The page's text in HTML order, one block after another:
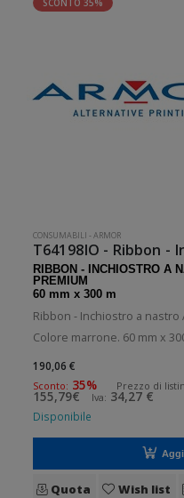
SCONTO 35%
CONSUMABILI -ARMOR
RIBBON - INCHIOSTRO A
PREMIUM
60 mm x 300 m
Ribbon - Inchiostro a
Colore marrone. 60 mm x 300 m Ribbon - Inchiostro a
Armor a bobina. 10 bobine
Inchiostro a nastro in cera/
25 mm. Tipo: Inch
190,06 €
Sconto: 35% Prezzo di
155,79€ Iva: 34,27 €
Disponibile
Quota Wish list